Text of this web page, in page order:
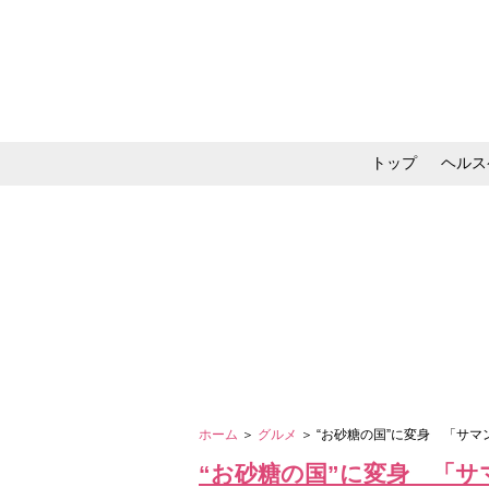
トップ ヘル
ホーム ＞ グルメ ＞ “お砂糖の国”に変身 「サマ
“お砂糖の国”に変身 「サ